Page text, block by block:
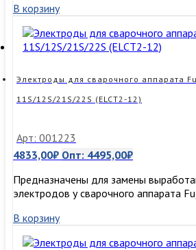
В корзину
Электроды для сварочного аппарата
11S/12S/21S/22S (ELCT2-12)
Арт: 001223
4833,00₽ Опт: 4495,00₽
Предназначены для замены
электродов у сварочного аппарата
В корзину